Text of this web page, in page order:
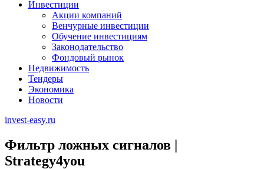
Инвестиции
Акции компаний
Венчурные инвестиции
Обучение инвестициям
Законодательство
Фондовый рынок
Недвижимость
Тендеры
Экономика
Новости
invest-easy.ru
Фильтр ложных сигналов |
Strategy4you